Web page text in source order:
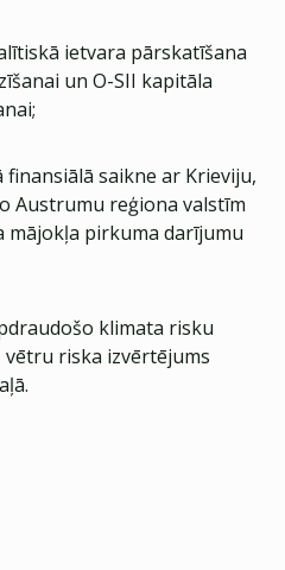
ietvara pārskatīšana
un O-SII kapitāla
saikne ar Krieviju,
Austrumu reģiona valstīm
mājokļa pirkuma darījumu
klimata risku
riska izvērtējums